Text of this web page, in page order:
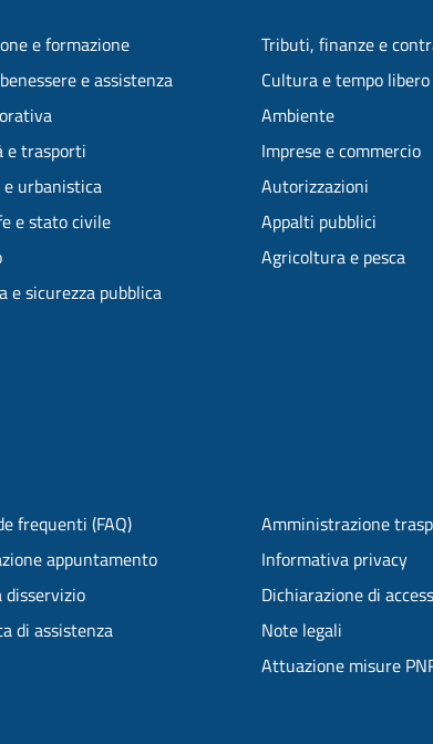
e formazione
e assistenza
e trasporti
urbanistica
e stato civile
e sicurezza pubblica
Tributi, finanze e
Cultura e tempo libero
Ambiente
Imprese e commercio
Autorizzazioni
Appalti pubblici
Agricoltura e pesca
frequenti (FAQ)
appuntamento
disservizio
di assistenza
Amministrazione
Informativa privacy
Dichiarazione di
Note legali
Attuazione misure